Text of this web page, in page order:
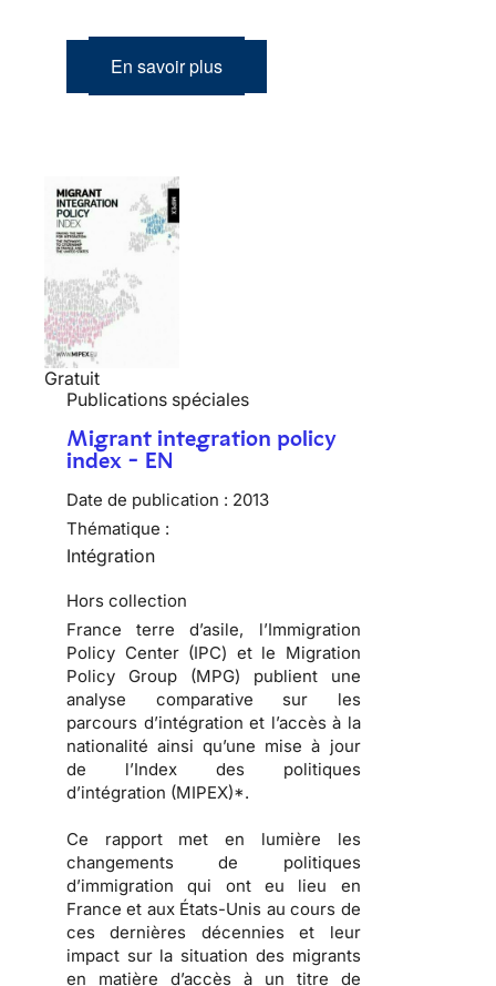
En savoir plus
Gratuit
Publications spéciales
Migrant integration policy
index - EN
Date de publication : 2013
Thématique :
Intégration
Hors collection
France terre d’asile, l’Immigration
Policy Center (IPC) et le Migration
Policy Group (MPG) publient une
analyse comparative sur les
parcours d’intégration et l’accès à la
nationalité ainsi qu’une mise à jour
de l’Index des politiques
d’intégration (MIPEX)*.
Ce rapport met en lumière les
changements de politiques
d’immigration qui ont eu lieu en
France et aux États-Unis au cours de
ces dernières décennies et leur
impact sur la situation des migrants
en matière d’accès à un titre de